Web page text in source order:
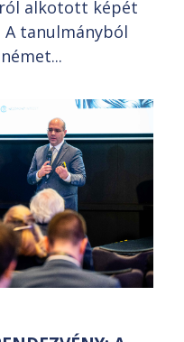
alkotott képét
A tanulmányból